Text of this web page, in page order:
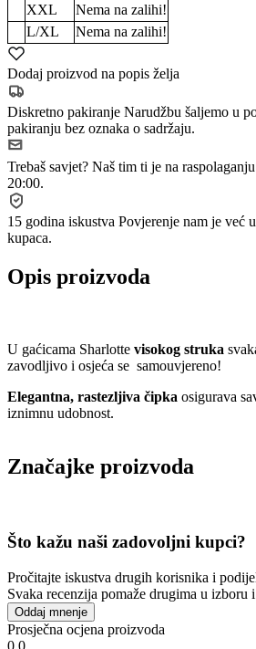
XXL
Nema na zalihi!
L/XL
Nema na zalihi!
Dodaj proizvod na popis želja
Diskretno pakiranje Narudžbu šaljemo u
pakiranju bez oznaka o sadržaju.
Trebaš savjet? Naš tim ti je na
20:00.
15 godina iskustva Povjerenje nam je već
kupaca.
Opis proizvoda
U gaćicama Sharlotte visokog struka
zavodljivo i osjeća se samouvjereno!
Elegantna, rastezljiva čipka osigurava
iznimnu udobnost.
Značajke proizvoda
Što kažu naši zadovoljni kupci?
Pročitajte iskustva drugih korisnika i
Svaka recenzija pomaže drugima u izboru
Oddaj mnenje
Prosječna ocjena proizvoda
0.0